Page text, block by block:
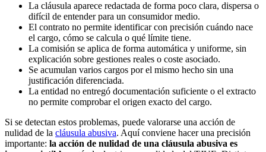
La cláusula aparece redactada de forma poco clara, dispersa o
difícil de entender para un consumidor medio.
El contrato no permite identificar con precisión cuándo nace
el cargo, cómo se calcula o qué límite tiene.
La comisión se aplica de forma automática y uniforme, sin
explicación sobre gestiones reales o coste asociado.
Se acumulan varios cargos por el mismo hecho sin una
justificación diferenciada.
La entidad no entregó documentación suficiente o el extracto
no permite comprobar el origen exacto del cargo.
Si se detectan estos problemas, puede valorarse una acción de
nulidad de la cláusula abusiva. Aquí conviene hacer una precisión
importante: la acción de nulidad de una cláusula abusiva es